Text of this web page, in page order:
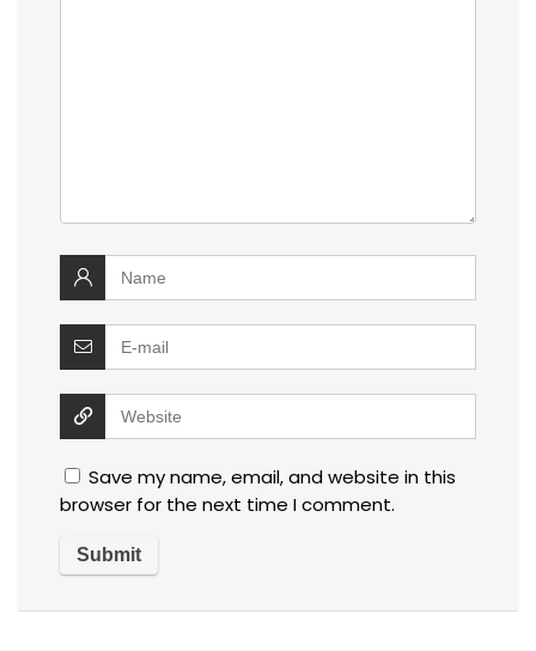
Save my name, email, and website in this
browser for the next time I comment.